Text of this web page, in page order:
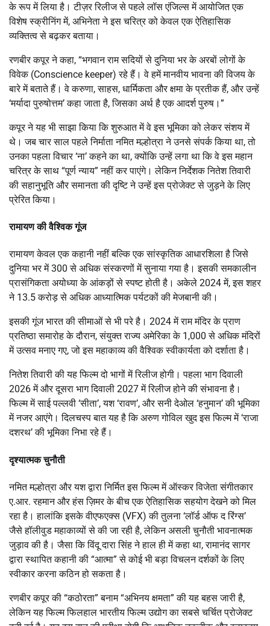
के रूप में लिया है। टीज़र रिलीज से पहले लॉस एंजिल्स में आयोजित एक
विशेष स्क्रीनिंग में, अभिनेता ने इस चरित्र को केवल एक ऐतिहासिक
व्यक्तित्व से बढ़कर बताया।
रणबीर कपूर ने कहा, “भगवान राम सदियों से दुनिया भर के अरबों लोगों के
विवेक (Conscience keeper) रहे हैं। वे हमें मानवीय भावना की विजय के
बारे में बताते हैं। वे करुणा, साहस, धार्मिकता और क्षमा के प्रतीक हैं, और उन्हें
‘मर्यादा पुरुषोत्तम’ कहा जाता है, जिसका अर्थ है एक आदर्श पुरुष।”
कपूर ने यह भी साझा किया कि शुरुआत में वे इस भूमिका को लेकर संशय में
थे। जब चार साल पहले निर्माता नमित मल्होत्रा ने उनसे संपर्क किया था, तो
उनका पहला विचार ‘ना’ कहने का था, क्योंकि उन्हें लगा था कि वे इस महान
चरित्र के साथ “पूर्ण न्याय” नहीं कर पाएंगे। लेकिन निर्देशक नितेश तिवारी
की सहानुभूति और समानता की दृष्टि ने उन्हें इस प्रोजेक्ट से जुड़ने के लिए
प्रेरित किया।
रामायण की वैश्विक गूंज
रामायण केवल एक कहानी नहीं बल्कि एक सांस्कृतिक आधारशिला है जिसे
दुनिया भर में 300 से अधिक संस्करणों में सुनाया गया है। इसकी समकालीन
प्रासंगिकता अयोध्या के आंकड़ों से स्पष्ट होती है। अकेले 2024 में, इस शहर
ने 13.5 करोड़ से अधिक आध्यात्मिक पर्यटकों की मेजबानी की।
इसकी गूंज भारत की सीमाओं से भी परे है। 2024 में राम मंदिर के प्राण
प्रतिष्ठा समारोह के दौरान, संयुक्त राज्य अमेरिका के 1,000 से अधिक मंदिरों
में उत्सव मनाए गए, जो इस महाकाव्य की वैश्विक स्वीकार्यता को दर्शाता है।
नितेश तिवारी की यह फिल्म दो भागों में रिलीज होगी।पहला भागदिवाली
2026में और दूसरा भागदिवाली 2027में रिलीज होने की संभावना है।
फिल्म में साई पल्लवी ‘सीता’, यश ‘रावण’, और सनी देओल ‘हनुमान’ की भूमिका
में नजर आएंगे। दिलचस्प बात यह है कि अरुण गोविल खुद इस फिल्म में ‘राजा
दशरथ’ की भूमिका निभा रहे हैं।
दृश्यात्मक चुनौती
नमित मल्होत्रा और यश द्वारा निर्मित इस फिल्म में ऑस्कर विजेता संगीतकार
ए.आर. रहमान और हंस ज़िमर के बीच एक ऐतिहासिक सहयोग देखने को मिल
रहा है। हालांकि इसके वीएफएक्स (VFX) की तुलना ‘लॉर्ड ऑफ द रिंग्स’
जैसे हॉलीवुड महाकाव्यों से की जा रही है, लेकिन असली चुनौती भावनात्मक
जुड़ाव की है। जैसा कि विंदू दारा सिंह ने हाल ही में कहा था, रामानंद सागर
द्वारा स्थापित कहानी की “आत्मा” से कोई भी बड़ा विचलन दर्शकों के लिए
स्वीकार करना कठिन हो सकता है।
रणबीर कपूर की “कठोरता” बनाम “अभिनय क्षमता” की यह बहस जारी है,
लेकिन यह फिल्म फिलहाल भारतीय फिल्म उद्योग का सबसे चर्चित प्रोजेक्ट